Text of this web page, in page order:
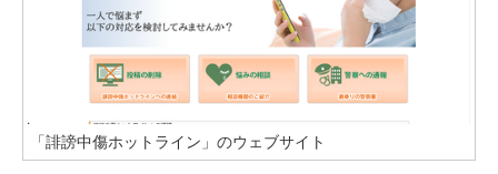
「誹謗中傷ホットライン」のウェブサイト